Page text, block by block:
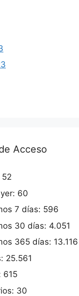
Acceso
52
60
7 días: 596
30 días: 4.051
365 días: 13.116
25.561
615
30